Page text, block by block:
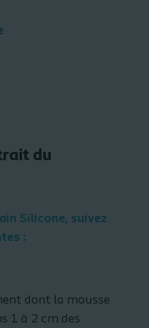
du
Silicone, suivez
:
dont la mousse
1 à 2 cm des